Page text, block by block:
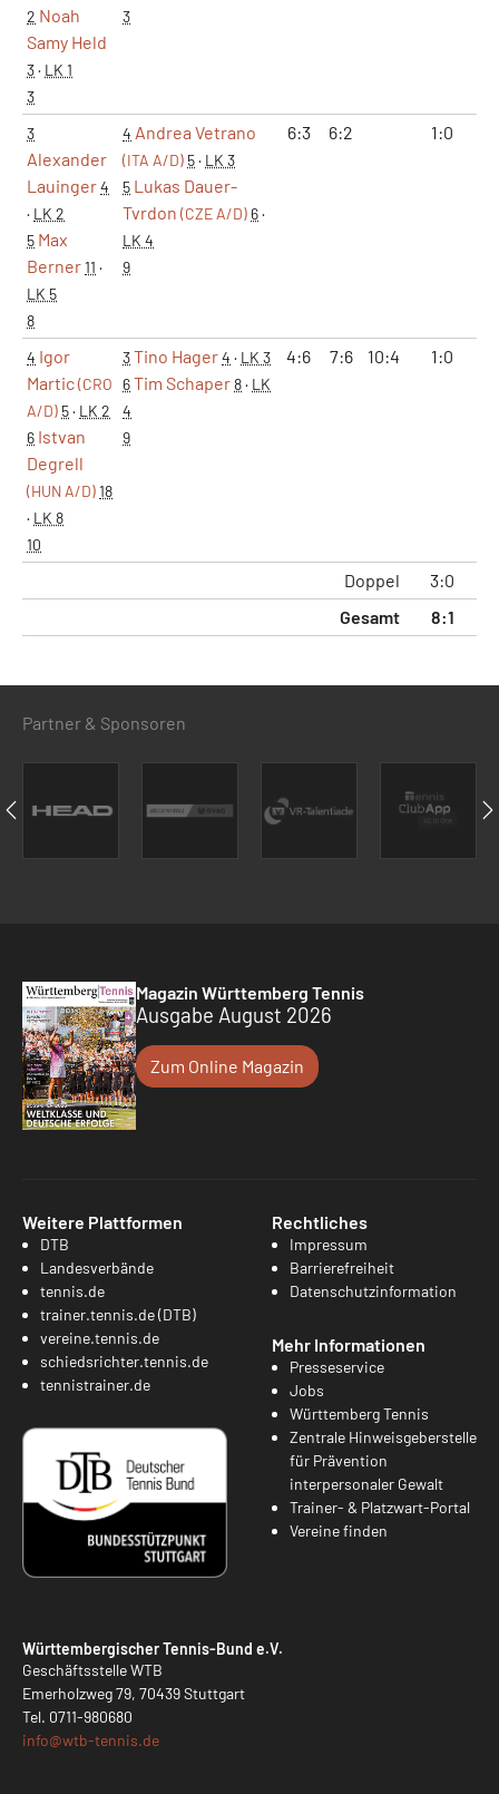
2 Noah
Samy Held
3· LK 1
3
3
3
Alexander
Lauinger4
· LK 2
5 Max
Berner11 ·
LK 5
8
4 Andrea Vetrano
(ITA A/D) 5· LK 3
5 Lukas Dauer-
Tvrdon (CZE A/D) 6·
LK 4
9
6:3 6:2 1:0
4 Igor
Martic(CRO
A/D) 5· LK 2
6 Istvan
Degrell
(HUN A/D)18
· LK 8
10
3Tino Hager4 · LK 3
6Tim Schaper8· LK
4
9
4:6 7:6 10:4 1:0
Doppel 3:0
Gesamt
8:1
Partner & Sponsoren
Magazin Württemberg Tennis
Ausgabe August 2026
Zum Online Magazin
Weitere Plattformen
DTB
Landesverbände
tennis.de
trainer.tennis.de (DTB)
vereine.tennis.de
schiedsrichter.tennis.de
tennistrainer.de
Rechtliches
Impressum
Barrierefreiheit
Datenschutzinformation
Mehr Informationen
Presseservice
Jobs
Württemberg Tennis
Zentrale Hinweisgeberstelle
für Prävention
interpersonaler Gewalt
Trainer- & Platzwart-Portal
Vereine finden
Württembergischer Tennis-Bund e.V.
Geschäftsstelle WTB
Emerholzweg 79, 70439 Stuttgart
Tel. 0711-980680
info@wtb-tennis.de